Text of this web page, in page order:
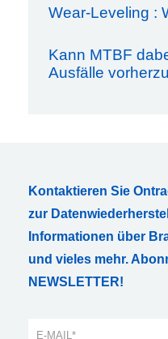
Wear-Leveling :
Kann MTBF
Ausfälle
Kontaktieren Sie
zur
Informationen über
und vieles mehr.
NEWSLETTER!